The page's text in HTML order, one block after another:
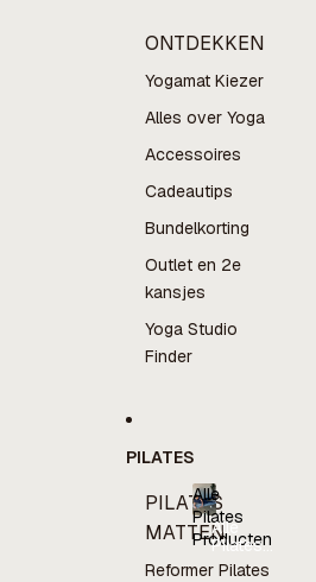
ONTDEKKEN
Yogamat Kiezer
Alles over Yoga
Accessoires
Cadeautips
Bundelkorting
Outlet en 2e
kansjes
Yoga Studio
Finder
PILATES
PILATES
MATTEN
Reformer Pilates
Alle
Pilates
Producten
Alle
Pilates
Producten